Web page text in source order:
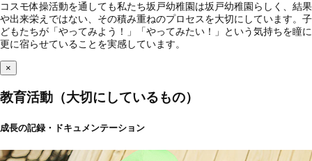
コスモ体操活動を通しても私たち坂戸幼稚園は坂戸幼稚園らしく、結果
や出来栄えではない、その積み重ねのプロセスを大切にしています。子
どもたちが「やってみよう！」「やってみたい！」という気持ちを瞳に
更に宿らせていることを実感しています。
×
教育活動（大切にしているもの）
成長の記録・ドキュメンテーション